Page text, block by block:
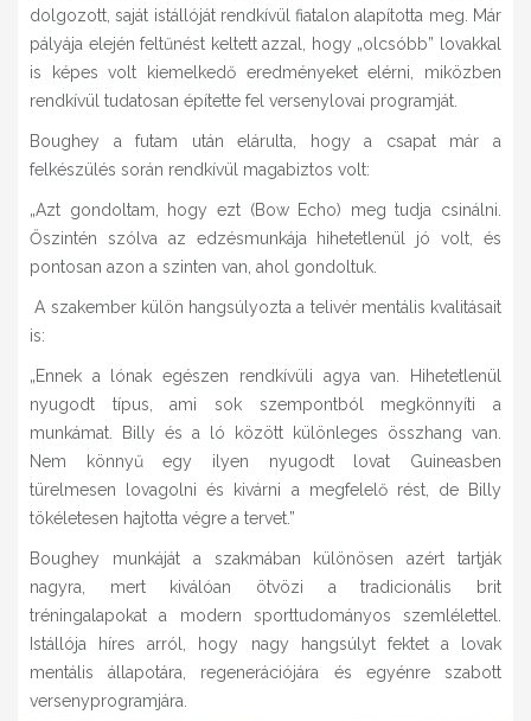
dolgozott, saját istállóját rendkívül fiatalon alapította meg. Már
pályája elején feltűnést keltett azzal, hogy „olcsóbb” lovakkal
is képes volt kiemelkedő eredményeket elérni, miközben
rendkívül tudatosan építette fel versenylovai programját.
Boughey a futam után elárulta, hogy a csapat már a
felkészülés során rendkívül magabiztos volt:
„Azt gondoltam, hogy ezt (Bow Echo) meg tudja csinálni.
Őszintén szólva az edzésmunkája hihetetlenül jó volt, és
pontosan azon a szinten van, ahol gondoltuk.
A szakember külön hangsúlyozta a telivér mentális kvalitásait
is:
„Ennek a lónak egészen rendkívüli agya van. Hihetetlenül
nyugodt típus, ami sok szempontból megkönnyíti a
munkámat. Billy és a ló között különleges összhang van.
Nem könnyű egy ilyen nyugodt lovat Guineasben
türelmesen lovagolni és kivárni a megfelelő rést, de Billy
tökéletesen hajtotta végre a tervet.”
Boughey munkáját a szakmában különösen azért tartják
nagyra, mert kiválóan ötvözi a tradicionális brit
tréningalapokat a modern sporttudományos szemlélettel.
Istállója híres arról, hogy nagy hangsúlyt fektet a lovak
mentális állapotára, regenerációjára és egyénre szabott
versenyprogramjára.